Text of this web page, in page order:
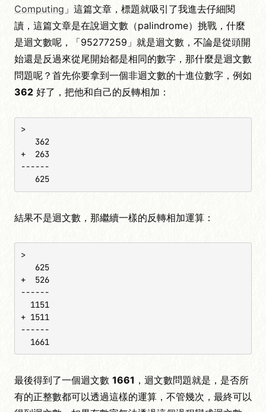
Computing 」這篇文章，標題就吸引了我進去仔細閱
讀，這篇文章是在說迴文數（palindrome）挑戰，什麼
是迴文數呢，「95277259」就是迴文數，不論是從頭開
始還是反過來從尾開始都是相同的數字，那什麼是迴文數
問題呢？首先你要拿到一個非迴文數的十進位數字，例如
362 好了，把他和自己的反轉相加：
>
   362
+  263
------
   625
結果不是迴文數，那繼續一樣的反轉相加運算：
>
   625
+  526
------
  1151
+ 1511
------
  1661
最後得到了一個迴文數 1661 ，迴文數問題就是，是否所
有的正整數都可以透過這樣的運算，不管幾次，最終可以